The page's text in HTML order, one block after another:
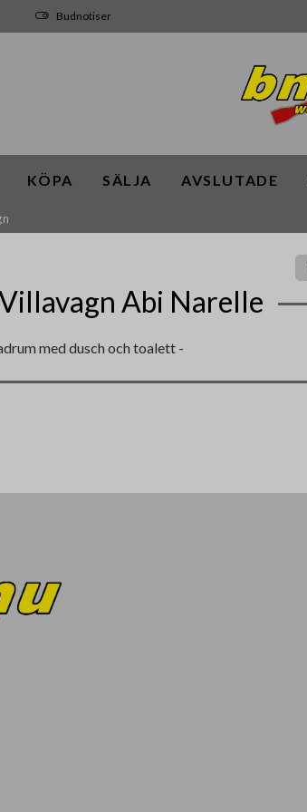
Budnotiser
KÖPA SÄLJA AVSLUTADE
Abi Narelle
med dusch och toalett -